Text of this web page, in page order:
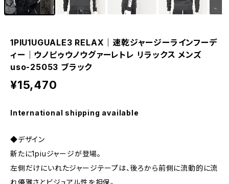
1PIU1UGUALE3 RELAX｜速乾ジャージーラインフーデ
ィー｜ウノピゥウノウグァーレトレ リラックス メンズ
uso-25053 ブラック
¥15,470
International shipping available
◆デザイン
新たに1piuジャージが登場。
左側だけにいれたジャージテープは、後ろから前側に流動的に流
れ優雅さとビジュアル性を担保。